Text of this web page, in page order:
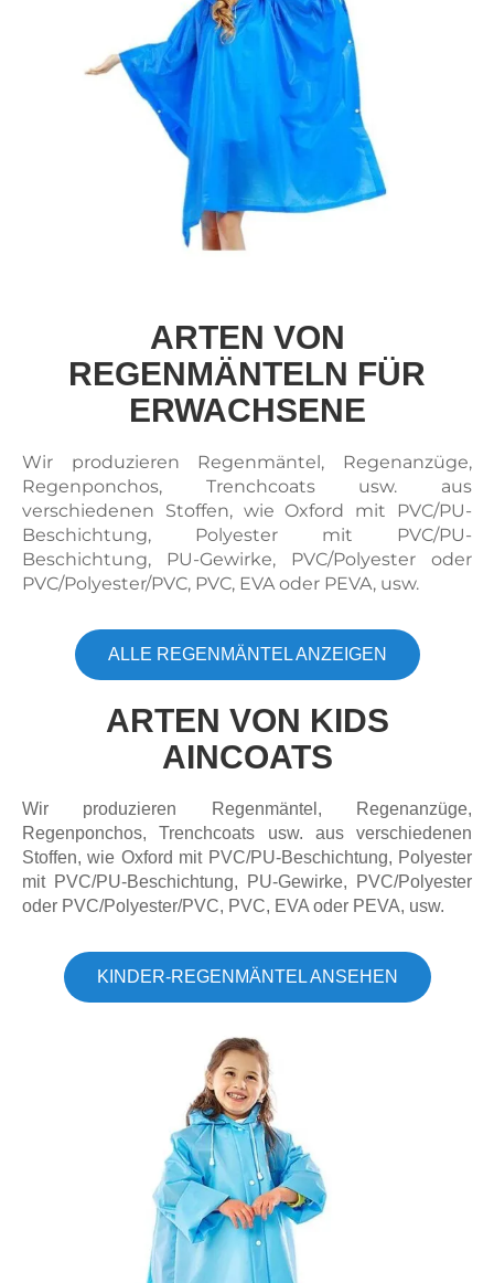
ARTEN VON
REGENMÄNTELN FÜR
ERWACHSENE
Wir produzieren Regenmäntel, Regenanzüge,
Regenponchos, Trenchcoats usw. aus
verschiedenen Stoffen, wie Oxford mit PVC/PU-
Beschichtung, Polyester mit PVC/PU-
Beschichtung, PU-Gewirke, PVC/Polyester oder
PVC/Polyester/PVC, PVC, EVA oder PEVA, usw.
ALLE REGENMÄNTEL ANZEIGEN
ARTEN VON KIDS
AINCOATS
Wir produzieren Regenmäntel, Regenanzüge,
Regenponchos, Trenchcoats usw. aus verschiedenen
Stoffen, wie Oxford mit PVC/PU-Beschichtung, Polyester
mit PVC/PU-Beschichtung, PU-Gewirke, PVC/Polyester
oder PVC/Polyester/PVC, PVC, EVA oder PEVA, usw.
KINDER-REGENMÄNTEL ANSEHEN